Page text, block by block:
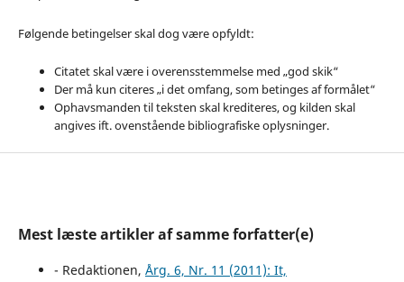
Følgende betingelser skal dog være opfyldt:
Citatet skal være i overensstemmelse med „god skik“
Der må kun citeres „i det omfang, som betinges af formålet“
Ophavsmanden til teksten skal krediteres, og kilden skal
angives ift. ovenstående bibliografiske oplysninger.
Mest læste artikler af samme forfatter(e)
- Redaktionen, Årg. 6, Nr. 11 (2011): It,